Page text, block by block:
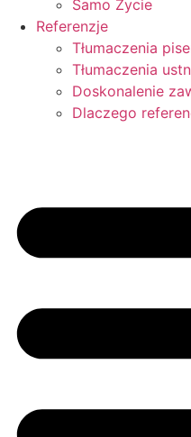
Samo Życie
Referenzje
Tłumaczenia
Tłumaczenia
Doskonalenie
Dlaczego